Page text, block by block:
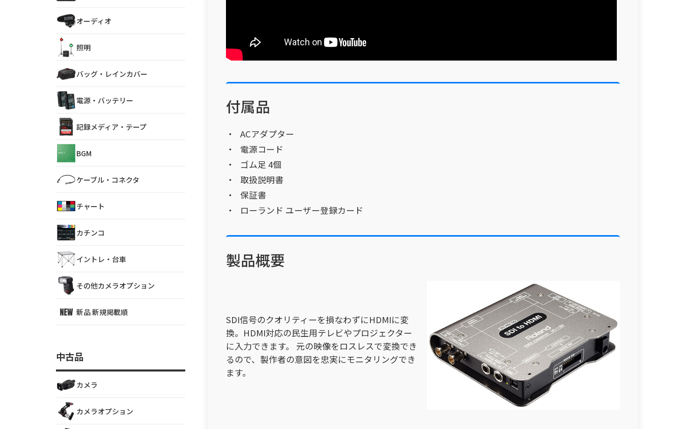
付属品
ACアダプター
電源コード
ゴム足 4個
取扱説明書
保証書
ローランド ユーザー登録カード
製品概要
SDI信号のクオリティーを損なわずにHDMIに変
換。HDMI対応の民生用テレビやプロジェクター
に入力できます。 元の映像をロスレスで変換でき
るので、製作者の意図を忠実にモニタリングでき
ます。
オーディオ
照明
バッグ・レインカバー
電源・バッテリー
記録メディア・テープ
BGM
ケーブル・コネクタ
チャート
カチンコ
イントレ・台車
その他カメラオプション
新品 新規掲載順
中古品
カメラ
カメラオプション